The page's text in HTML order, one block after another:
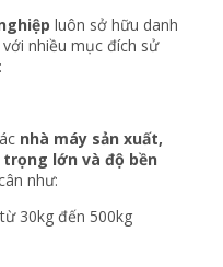
luôn sở hữu danh
nhiều mục đích sử
nhà máy sản xuất,
lớn và độ bền
như:
30kg đến 500kg